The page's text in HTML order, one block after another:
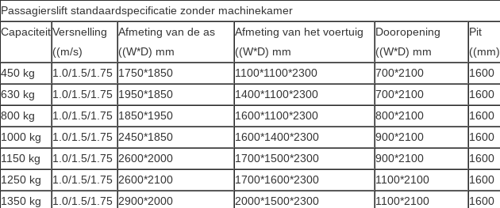
Passagierslift standaardspecificatie zonder machinekamer
CapaciteitVersnelling
((m/s)
Afmeting van de as
((W*D) mm
Afmeting van het voertuig
((W*D) mm
Dooropening
((W*D) mm
Pit
((mm)
450 kg
1.0/1.5/1.75 1750*1850 1100*1100*2300 700*2100 1600
630 kg
1.0/1.5/1.75 1950*1850 1400*1100*2300 700*2100 1600
800 kg
1.0/1.5/1.75 1850*1950 1600*1100*2300 800*2100 1600
1000 kg
1.0/1.5/1.75 2450*1850 1600*1400*2300 900*2100 1600
1150 kg
1.0/1.5/1.75 2600*2000 1700*1500*2300 900*2100 1600
1250 kg
1.0/1.5/1.75 2600*2100 1700*1600*2300 1100*2100 1600
1350 kg
1.0/1.5/1.75 2900*2000 2000*1500*2300 1100*2100 1600